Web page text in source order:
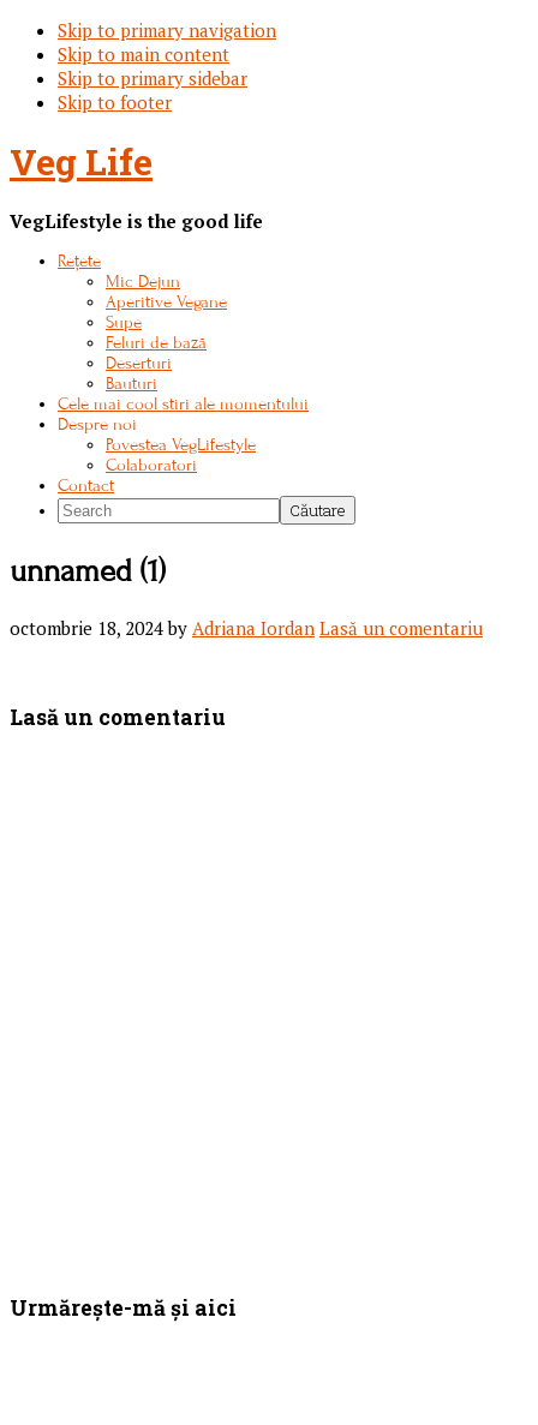
Skip to primary navigation
Skip to main content
Skip to primary sidebar
Skip to footer
Veg Life
VegLifestyle is the good life
Rețete
Mic Dejun
Aperitive Vegane
Supe
Feluri de bază
Deserturi
Bauturi
Cele mai cool stiri ale momentului
Despre noi
Povestea VegLifestyle
Colaboratori
Contact
Search
unnamed (1)
octombrie 18, 2024by Adriana Iordan Lasă un comentariu
Reader
Lasă un comentariu
Bara
Urmărește-mă și aici